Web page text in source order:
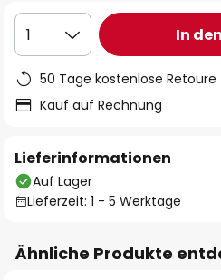
1 In
50 Tage kostenlose Retoure
Kauf auf Rechnung
Lieferinformationen
Auf Lager
Lieferzeit: 1 - 5 Werktage
Ähnliche Produkte